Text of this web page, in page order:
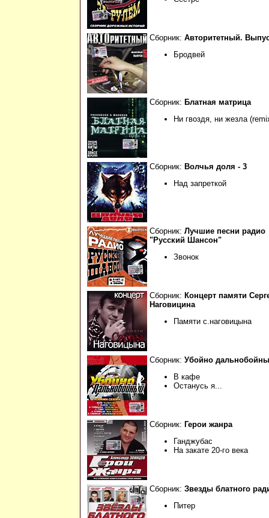
Сборник: Авторитетный.
Бродвей
Сборник: Блатная матрица
Ни гвоздя, ни жезла
Сборник: Волчья доля - 3
Над запреткой
Сборник: Лучшие песни радио
"Русский Шансон"
Звонок
Сборник: Концерт памяти
Наговицина
Памяти с.наговицына
Сборник: Убойно
В кафе
Останусь я...
Сборник: Герои жанра
Ганджубас
На закате 20-го века
Сборник: Звезды блатного
Питер